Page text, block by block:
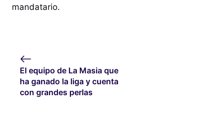
mandatario.
El equipo de La Masia que
ha ganado la liga y cuenta
con grandes perlas